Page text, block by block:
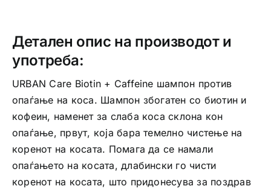
коса
количина
Детален опис на производот и
употреба:
URBAN Care Biotin + Caffeine шампон против
опаѓање на коса. Шампон збогатен со биотин и
кофеин, наменет за слаба коса склона кон
опаѓање, првут, која бара темелно чистење на
коренот на косата. Помага да се намали
опаѓањето на косата, длабински го чисти
коренот на косата, што придонесува за поздрав